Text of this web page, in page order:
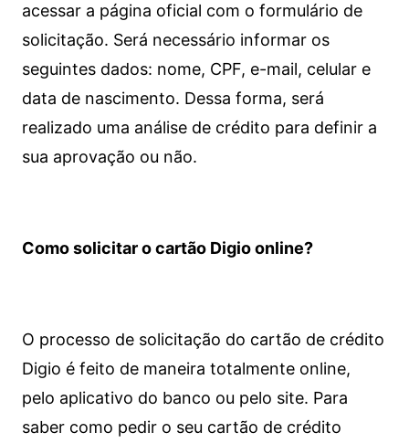
acessar a página oficial com o formulário de
solicitação. Será necessário informar os
seguintes dados: nome, CPF, e-mail, celular e
data de nascimento. Dessa forma, será
realizado uma análise de crédito para definir a
sua aprovação ou não.
Como solicitar o cartão Digio online?
O processo de solicitação do cartão de crédito
Digio é feito de maneira totalmente online,
pelo aplicativo do banco ou pelo site. Para
saber como pedir o seu cartão de crédito